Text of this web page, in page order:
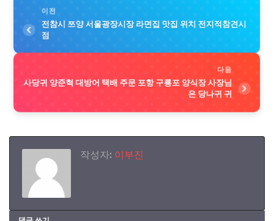
이전
전참시 쯔양 서울광장시장 라면집 맛집 위치 전지적참견시
점
다음
사당귀 양준혁 대방어 택배 주문 포항 구룡포 양식장 사장님
은 당나귀 귀
작성자: 이부진